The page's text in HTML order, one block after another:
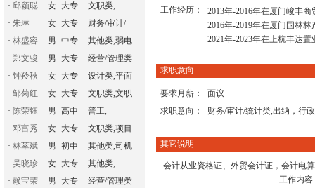
· 邱颖聪 女 大专
文职类,
· 朱琳 女 大专
财务/审计/
· 林盛容 男 中专
其他类,弱电
· 郑文骏 男 大专
经营/管理类
· 钟羚秋 女 大专
设计类,平面
· 邹菊红 女 大专
文职类,文职
· 陈荣钰 男 高中
普工,
· 邓富秀 女 大专
文职类,项目
· 林萃斌 男 初中
其他类,司机
· 吴晓珍 女 大专
其他类,
· 赖宝荣 男 大专
经营/管理类
工作经历：
2013年-2016年在厦门峻丰
2016年-2019年在厦门国林
2021年-2023年在上杭丰达
求职意向
要求月薪：
面议
求职意向：
财务/审计/统计类,出纳，行
其它说明
会计从业资格证、外贸会计证，会计电
工作内容